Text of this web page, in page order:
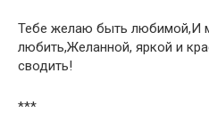
Тебе желаю быть любимой,И
любить,Желанной, яркой и
сводить!
***